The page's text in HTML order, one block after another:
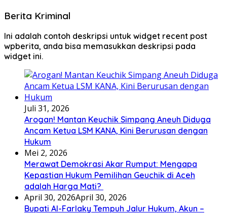
Berita Kriminal
Ini adalah contoh deskripsi untuk widget recent post
wpberita, anda bisa memasukkan deskripsi pada
widget ini.
Juli 31, 2026
Arogan! Mantan Keuchik Simpang Aneuh Diduga
Ancam Ketua LSM KANA, Kini Berurusan dengan
Hukum
Mei 2, 2026
Merawat Demokrasi Akar Rumput: Mengapa
Kepastian Hukum Pemilihan Geuchik di Aceh
adalah Harga Mati? ‎
April 30, 2026April 30, 2026
Bupati Al-Farlaky Tempuh Jalur Hukum, Akun –